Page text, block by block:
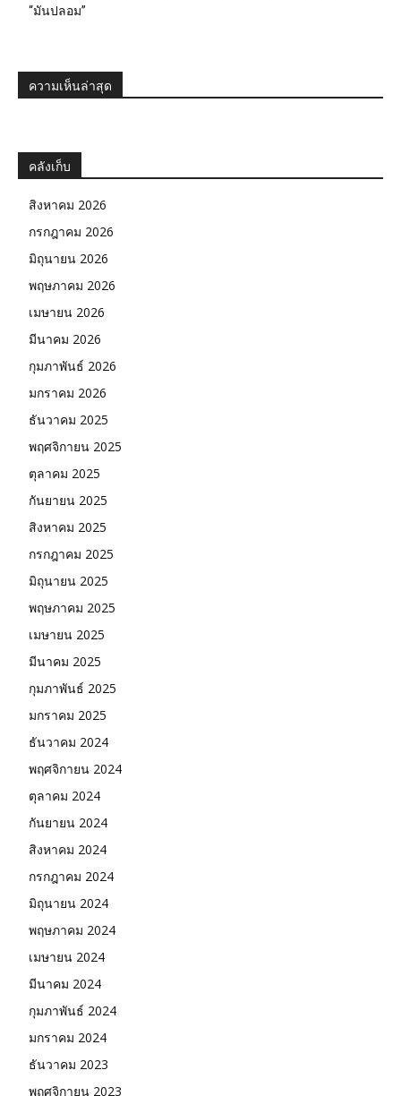
“มันปลอม”
ความเห็นล่าสุด
คลังเก็บ
สิงหาคม 2026
กรกฎาคม 2026
มิถุนายน 2026
พฤษภาคม 2026
เมษายน 2026
มีนาคม 2026
กุมภาพันธ์ 2026
มกราคม 2026
ธันวาคม 2025
พฤศจิกายน 2025
ตุลาคม 2025
กันยายน 2025
สิงหาคม 2025
กรกฎาคม 2025
มิถุนายน 2025
พฤษภาคม 2025
เมษายน 2025
มีนาคม 2025
กุมภาพันธ์ 2025
มกราคม 2025
ธันวาคม 2024
พฤศจิกายน 2024
ตุลาคม 2024
กันยายน 2024
สิงหาคม 2024
กรกฎาคม 2024
มิถุนายน 2024
พฤษภาคม 2024
เมษายน 2024
มีนาคม 2024
กุมภาพันธ์ 2024
มกราคม 2024
ธันวาคม 2023
พฤศจิกายน 2023